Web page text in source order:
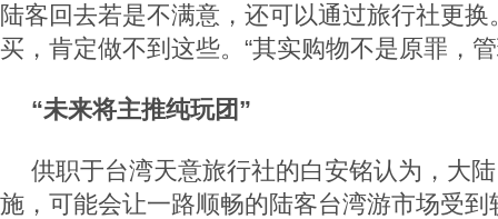
陆客回去若是不满意，还可以通过旅行社更
买，肯定做不到这些。“其实购物不是原罪，
“未来将主推纯玩团”
供职于台湾天意旅行社的白安铭认为，大
施，可能会让一路顺畅的陆客台湾游市场受到